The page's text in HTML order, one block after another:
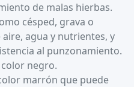
de malas hierbas.
césped, grava o
agua y nutrientes, y
al punzonamiento.
negro.
marrón que puede